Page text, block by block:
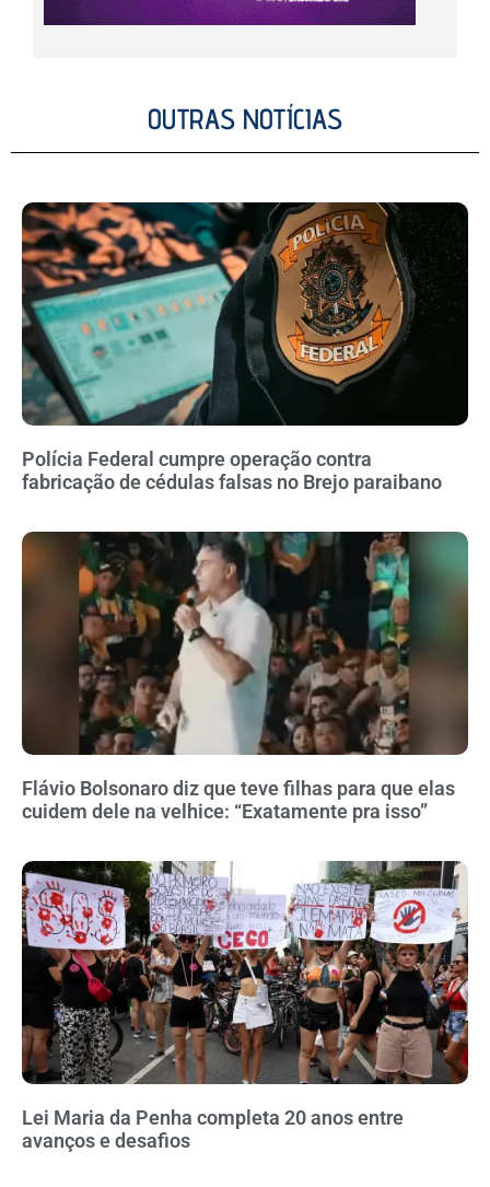
OUTRAS NOTÍCIAS
Polícia Federal cumpre operação contra
fabricação de cédulas falsas no Brejo paraibano
Flávio Bolsonaro diz que teve filhas para que elas
cuidem dele na velhice: “Exatamente pra isso”
Lei Maria da Penha completa 20 anos entre
avanços e desafios